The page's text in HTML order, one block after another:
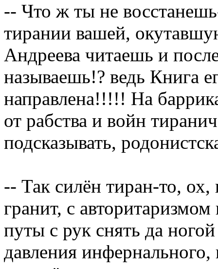
-- Что ж ты не
тирании вашей,
Андреева читаешь и
называешь!? ведь Книга
направлена!!!!! На
от рабства и войн
подсказывать,
-- Так силён тиран-то, ох,
гранит, с
путы с рук снять да
давления